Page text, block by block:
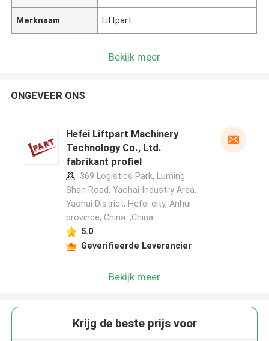
Merknaam Liftpart
Bekijk meer
ONGEVEER ONS
Hefei Liftpart Machinery
Technology Co., Ltd.
fabrikant profiel
369 Logistics Park, Luming
Shan Road, Yaohai Industry Area,
Yaohai District, Hefei city, Anhui
province, China. ,China
5.0
Geverifieerde Leverancier
Bekijk meer
Krijg de beste prijs voor